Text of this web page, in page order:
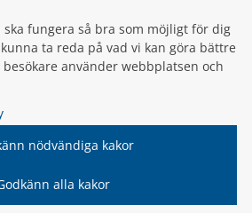
fungera så bra som möjligt för dig
ta reda på vad vi kan göra bättre
använder webbplatsen och
nödvändiga kakor
alla kakor